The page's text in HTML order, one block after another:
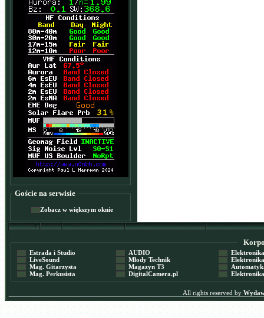
Goście na serwisie
Zobacz w większym oknie
Estrada i Studio
LiveSound
Mag. Gitarzysta
Mag. Perkusista
AUDIO
Młody Technik
Magazyn T3
DigitalCamera.pl
Elektronika
Elektronika
Automatyka
Elektronika
All rights reserved by